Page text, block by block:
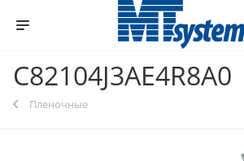
C82104J3AE4R8A0
Пленочные